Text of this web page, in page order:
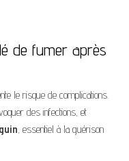
de fumer après
le risque de complications.
des infections, et
, essentiel à la guérison